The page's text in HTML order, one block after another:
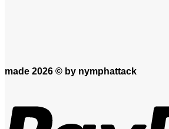
made 2026 © by nymphattack